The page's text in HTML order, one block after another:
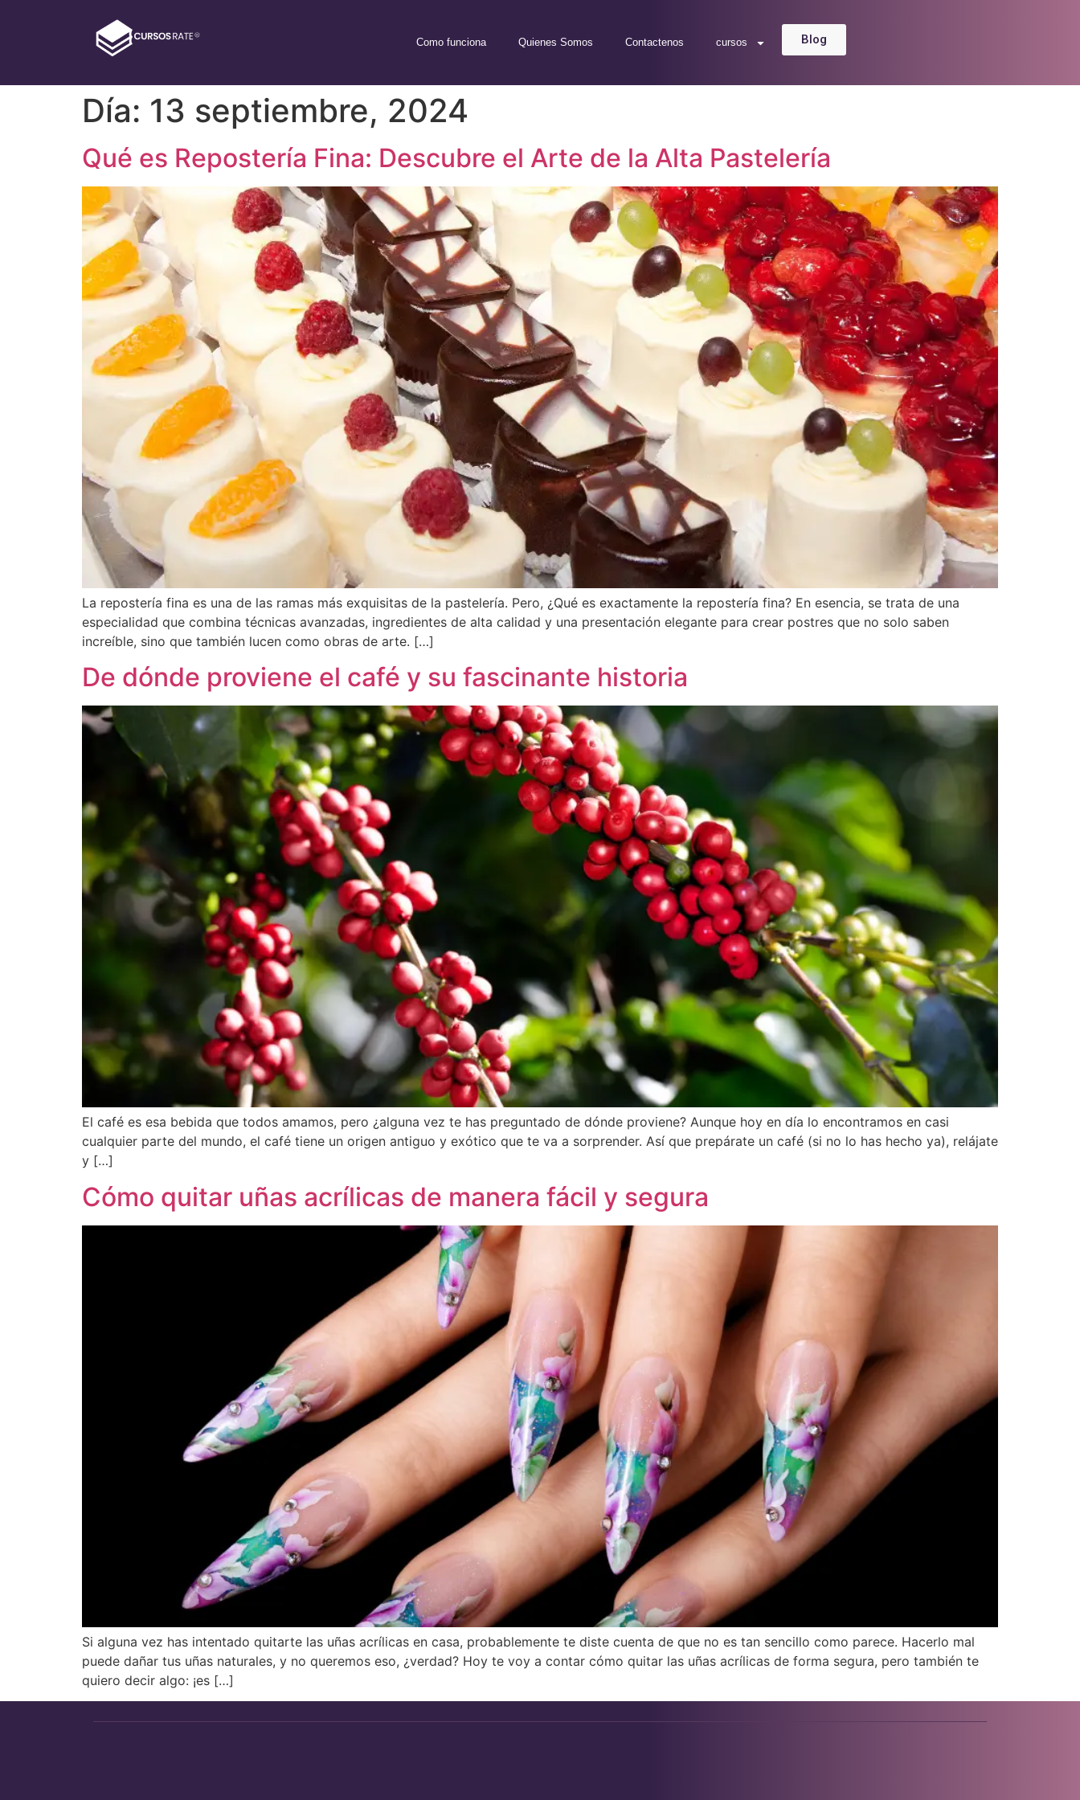
Como funciona Quienes Somos Contactenos cursos Blog
Día: 13 septiembre, 2024
Qué es Repostería Fina: Descubre el Arte de la Alta Pastelería
La repostería fina es una de las ramas más exquisitas de la pastelería. Pero, ¿Qué es exactamente la repostería fina? En esencia, se trata de una
especialidad que combina técnicas avanzadas, ingredientes de alta calidad y una presentación elegante para crear postres que no solo saben
increíble, sino que también lucen como obras de arte. […]
De dónde proviene el café y su fascinante historia
El café es esa bebida que todos amamos, pero ¿alguna vez te has preguntado de dónde proviene? Aunque hoy en día lo encontramos en casi
cualquier parte del mundo, el café tiene un origen antiguo y exótico que te va a sorprender. Así que prepárate un café (si no lo has hecho ya), relájate
y […]
Cómo quitar uñas acrílicas de manera fácil y segura
Si alguna vez has intentado quitarte las uñas acrílicas en casa, probablemente te diste cuenta de que no es tan sencillo como parece. Hacerlo mal
puede dañar tus uñas naturales, y no queremos eso, ¿verdad? Hoy te voy a contar cómo quitar las uñas acrílicas de forma segura, pero también te
quiero decir algo: ¡es […]